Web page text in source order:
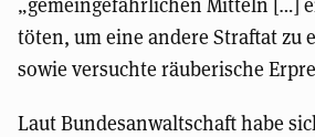
töten, um eine andere Straftat zu
sowie versuchte räuberische
Laut Bundesanwaltschaft habe